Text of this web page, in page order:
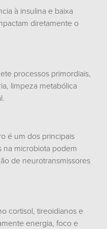
à insulina e baixa
diretamente o
processos primordiais,
limpeza metabólica
é um dos principais
na microbiota podem
de neurotransmissores
cortisol, tireoidianos e
energia, foco e